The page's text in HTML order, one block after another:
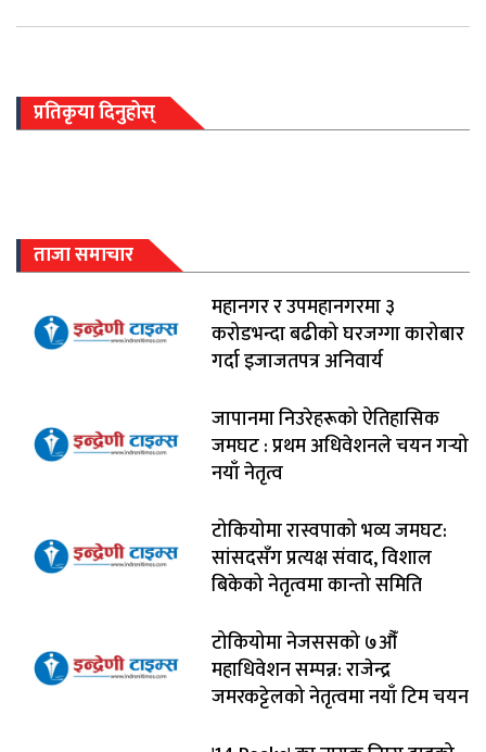
प्रतिकृया दिनुहोस्
ताजा समाचार
महानगर र उपमहानगरमा ३
करोडभन्दा बढीको घरजग्गा कारोबार
गर्दा इजाजतपत्र अनिवार्य
जापानमा निउरेहरूको ऐतिहासिक
जमघट : प्रथम अधिवेशनले चयन गर्‍यो
नयाँ नेतृत्व
टोकियोमा रास्वपाको भव्य जमघट:
सांसदसँग प्रत्यक्ष संवाद, विशाल
बिकेको नेतृत्वमा कान्तो समिति
टोकियोमा नेजससको ७औँ
महाधिवेशन सम्पन्न: राजेन्द्र
जमरकट्टेलको नेतृत्वमा नयाँ टिम चयन